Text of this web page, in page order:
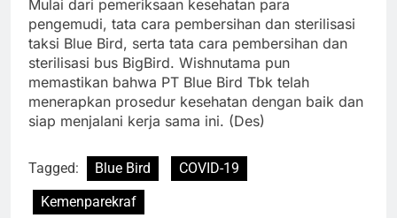
Mulai dari pemeriksaan kesehatan para
pengemudi, tata cara pembersihan dan sterilisasi
taksi Blue Bird, serta tata cara pembersihan dan
sterilisasi bus BigBird. Wishnutama pun
memastikan bahwa PT Blue Bird Tbk telah
menerapkan prosedur kesehatan dengan baik dan
siap menjalani kerja sama ini. (Des)
Tagged: Blue Bird
COVID-19
Kemenparekraf